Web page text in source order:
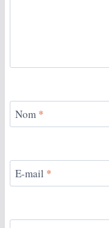
Nom *
E-mail *